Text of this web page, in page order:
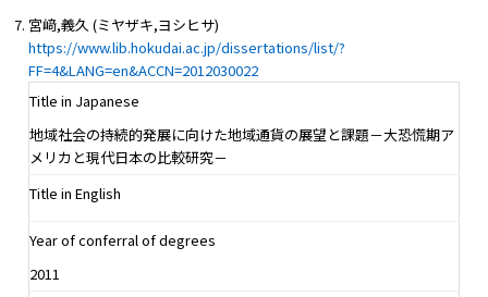
宮﨑,義久 (ミヤザキ,ヨシヒサ)
https://www.lib.hokudai.ac.jp/dissertations/list/?
FF=4&LANG=en&ACCN=2012030022
Title in Japanese
地域社会の持続的発展に向けた地域通貨の展望と課題－大恐慌期ア
メリカと現代日本の比較研究－
Title in English
Year of conferral of degrees
2011